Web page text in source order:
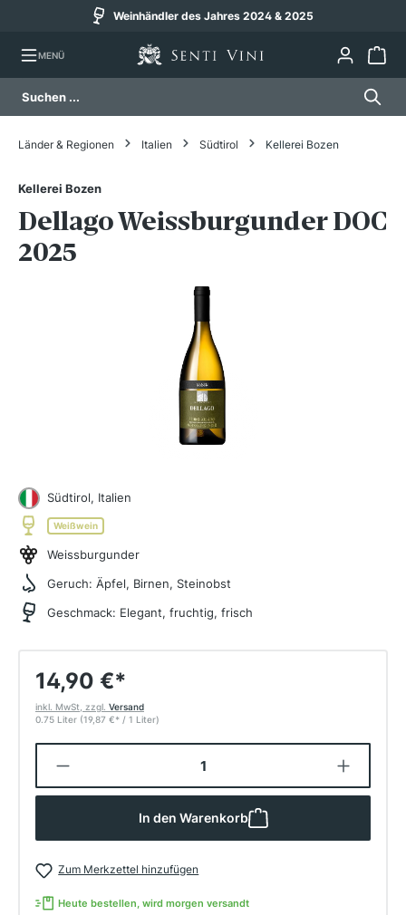
Weinhändler des Jahres 2024 & 2025
MENÜ
Bildergalerie überspringen
Länder & Regionen Italien Südtirol Kellerei Bozen
Kellerei Bozen
Dellago Weissburgunder DOC
2025
Südtirol, Italien
Weißwein
Weissburgunder
Geruch: Äpfel, Birnen, Steinobst
Geschmack: Elegant, fruchtig, frisch
14,90 €*
inkl. MwSt, zzgl. Versand
0.75 Liter (19,87 €* / 1 Liter)
Produkt Anzahl: Gib den
In den Warenkorb
Zum Merkzettel hinzufügen
Heute bestellen, wird morgen versandt